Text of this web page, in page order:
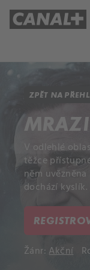
ZPĚT NA
V odlehlé
těžce
něm
dochází kyslík.
Žánr: Akční